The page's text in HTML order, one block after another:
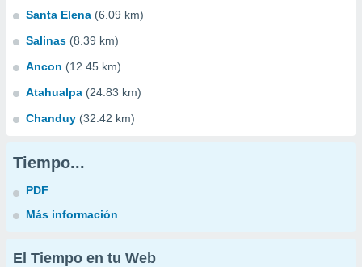
Santa Elena (6.09 km)
Salinas (8.39 km)
Ancon (12.45 km)
Atahualpa (24.83 km)
Chanduy (32.42 km)
Tiempo...
PDF
Más información
El Tiempo en tu Web